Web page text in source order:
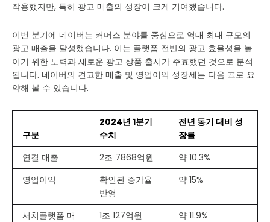
작용했지만, 특히 광고 매출의 성장이 크게 기여했습니다.
이번 분기에 네이버는 커머스 분야를 중심으로 역대 최대 규모의
광고 매출을 달성했습니다. 이는 플랫폼 전반의 광고 효율성을 높
이기 위한 노력과 새로운 광고 상품 출시가 주효했던 것으로 분석
됩니다. 네이버의 견고한 매출 및 영업이익 성장세는 다음 표로 요
약해 볼 수 있습니다.
구분
2024년 1분기
수치
전년 동기 대비 성
장률
연결 매출
2조 7868억원
약 10.3%
영업이익
확인된 증가율
반영
약 15%
서치플랫폼 매
1조 127억원 약 11.9%